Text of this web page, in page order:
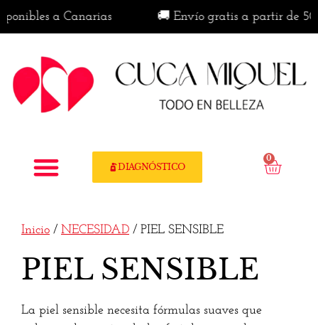
a Canarias 🚚 Envío gratis a partir de 50€
DIAGNÓSTICO
0
Inicio / NECESIDAD / PIEL SENSIBLE
PIEL SENSIBLE
La piel sensible necesita fórmulas suaves que